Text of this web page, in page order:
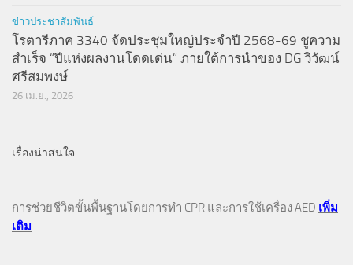
ข่าวประชาสัมพันธ์
โรตารีภาค 3340 จัดประชุมใหญ่ประจำปี 2568-69 ชูความ
สำเร็จ “ปีแห่งผลงานโดดเด่น” ภายใต้การนำของ DG วิวัฒน์
ศรีสมพงษ์
26 เม.ย., 2026
เรื่องน่าสนใจ
การช่วยชีวิตขั้นพื้นฐานโดยการทำ CPR และการใช้เครื่อง AED เพิ่ม
เติม